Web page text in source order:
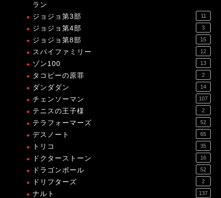
ラン
ジョジョ第3部 11
ジョジョ第4部 3
ジョジョ第8部 15
スパイファミリー 12
ゾン100 13
タコピーの原罪 2
ダンダダン 14
チェンソーマン 107
テニスの王子様 2
テラフォーマーズ 52
デスノート 65
トリコ 35
ドクターストーン 16
ドラゴンボール 52
ドリフターズ 2
ナルト 137